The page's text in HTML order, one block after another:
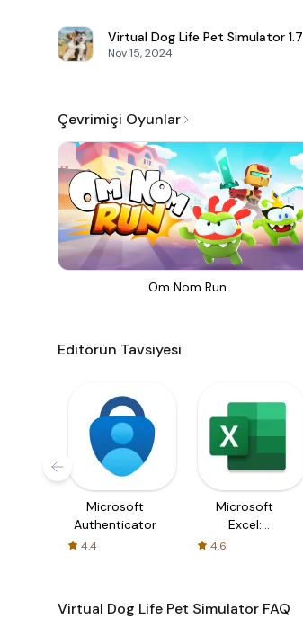
Virtual Dog Life Pet Simulator 1.7
Nov 15, 2024
Çevrimiçi Oyunlar
Om Nom Run
Editörün Tavsiyesi
Microsoft
Authenticator
4.4
Microsoft
Excel:
Spreadsheets
4.6
Virtual Dog Life Pet Simulator FAQ